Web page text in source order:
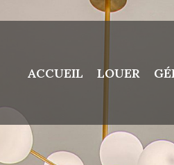
ACCUEIL LOUER